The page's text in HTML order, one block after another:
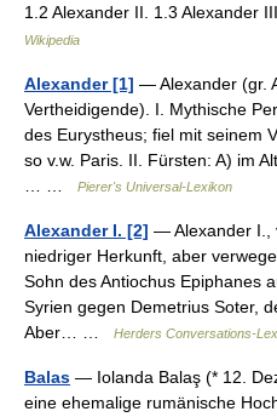
1.2 Alexander II. 1.3 Alexander
Wikipedia
Alexander [1] — Alexander (gr.
Vertheidigende). I. Mythische
des Eurystheus; fiel mit seinem
so v.w. Paris. II. Fürsten: A) im
Pierer's Universal-Lexikon
Alexander I. [2] — Alexander I.,
niedriger Herkunft, aber
Sohn des Antiochus Epiphanes
Syrien gegen Demetrius Soter,
Aber… …
Herders Conversations-
Balas — Iolanda Balaş (* 12.
eine ehemalige rumänische